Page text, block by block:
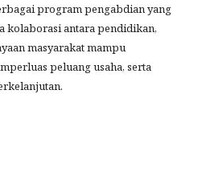
program pengabdian yang
kolaborasi antara pendidikan,
masyarakat mampu
peluang usaha, serta